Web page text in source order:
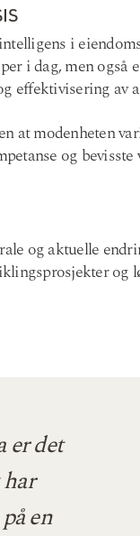
i
i dag, men også
effektivisering av
at modenheten
og
og aktuelle
og
er det
en